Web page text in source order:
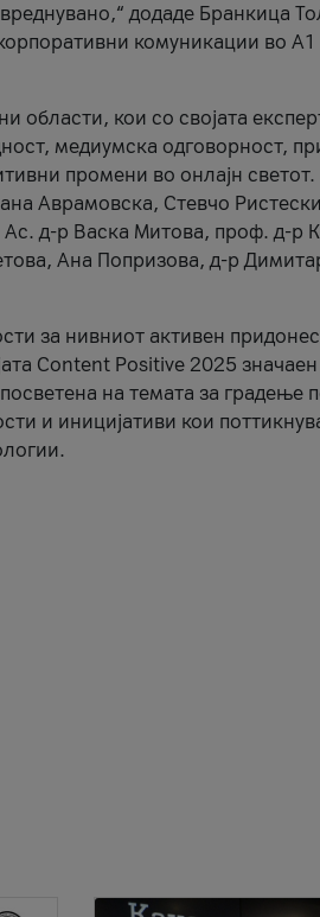
додаде Бранкица
комуникации во А1
области, кои со својата
медиумска одговорност,
промени во онлајн светот.
Аврамовска, Стевчо
д-р Васка Митова, проф. д-р
Ана Попризова, д-р
за нивниот активен
Content Positive 2025 значаен
на темата за градење
и иницијативи кои